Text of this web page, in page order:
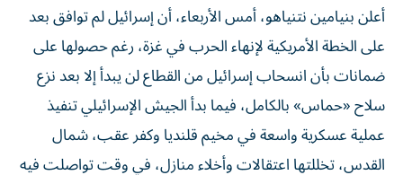
أعلن بنيامين نتنياهو، أمس الأربعاء، أن إسرائيل لم توافق بعد
على الخطة الأمريكية لإنهاء الحرب في غزة، رغم حصولها على
ضمانات بأن انسحاب إسرائيل من القطاع لن يبدأ إلا بعد نزع
سلاح «حماس» بالكامل، فيما بدأ الجيش الإسرائيلي تنفيذ
عملية عسكرية واسعة في مخيم قلنديا وكفر عقب، شمال
القدس، تخللتها اعتقالات وأخلاء منازل، في وقت تواصلت فيه